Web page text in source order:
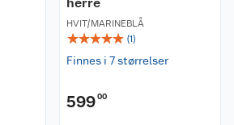
HVIT/MARINEBLÅ
☆☆☆☆☆ (1)
Finnes i 7 størrelser
59900